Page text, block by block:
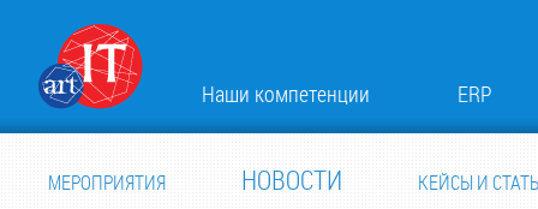
Наши компетенции ERP
МЕРОПРИЯТИЯ НОВОСТИ КЕЙСЫ И